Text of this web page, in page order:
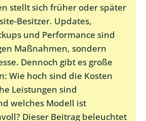
stellt sich früher oder später
Besitzer. Updates,
und Performance sind
Maßnahmen, sondern
Dennoch gibt es große
Wie hoch sind die Kosten
Leistungen sind
welches Modell ist
Dieser Beitrag beleuchtet